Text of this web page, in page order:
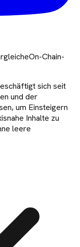
On-Chain-
sich seit
und der
um Einsteigern
Inhalte zu
leere